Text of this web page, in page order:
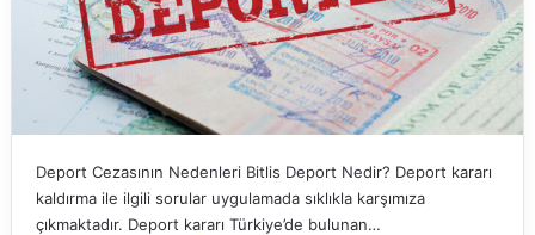
Deport Cezasının Nedenleri Bitlis Deport Nedir? Deport kararı
kaldırma ile ilgili sorular uygulamada sıklıkla karşımıza
çıkmaktadır. Deport kararı Türkiye’de bulunan…